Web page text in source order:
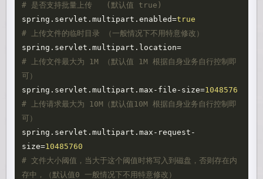
spring.servlet.multipart.enabled=true
spring.servlet.multipart.location=
# 上传文件最大为 1M （默认值 1M 根据自身业务自行控制即
spring.servlet.multipart.max-file-size=1048576
# 上传请求最大为 10M（默认值10M 根据自身业务自行控制即
spring.servlet.multipart.max-request-
size=10485760
# 文件大小阈值，当大于这个阈值时将写入到磁盘，否则存在内